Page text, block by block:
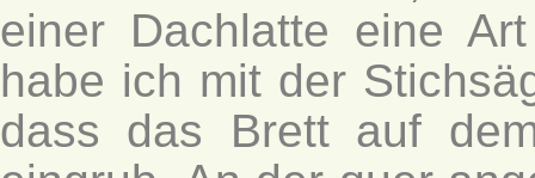
einer Dachlatte eine
habe ich mit der
dass das Brett auf